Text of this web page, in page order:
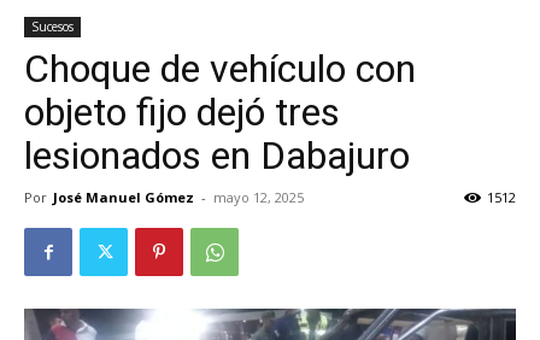
Sucesos
Choque de vehículo con
objeto fijo dejó tres
lesionados en Dabajuro
Por José Manuel Gómez - mayo 12, 2025 1512